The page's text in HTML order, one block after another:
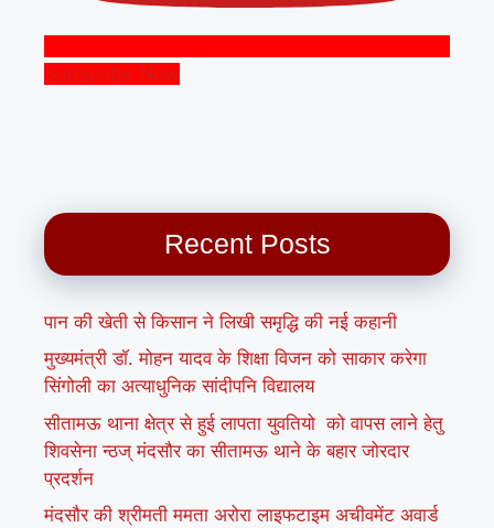
Subscribe Now
Recent Posts
पान की खेती से किसान ने लिखी समृद्धि की नई कहानी
मुख्यमंत्री डॉ. मोहन यादव के शिक्षा विजन को साकार करेगा
सिंगोली का अत्याधुनिक सांदीपनि विद्यालय
सीतामऊ थाना क्षेत्र से हुई लापता युवतियो को वापस लाने हेतु
शिवसेना न्ठज् मंदसौर का सीतामऊ थाने के बहार जोरदार
प्रदर्शन
मंदसौर की श्रीमती ममता अरोरा लाइफटाइम अचीवमेंट अवार्ड